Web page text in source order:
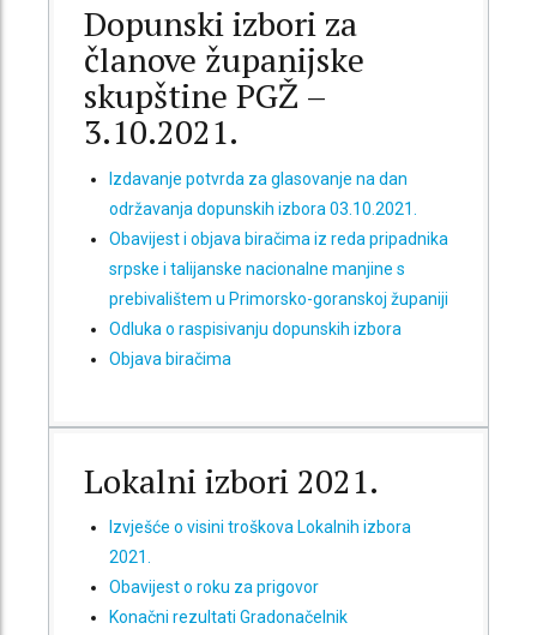
Dopunski izbori za
članove županijske
skupštine PGŽ –
3.10.2021.
Izdavanje potvrda za glasovanje na dan
održavanja dopunskih izbora 03.10.2021.
Obavijest i objava biračima iz reda pripadnika
srpske i talijanske nacionalne manjine s
prebivalištem u Primorsko-goranskoj županiji
Odluka o raspisivanju dopunskih izbora
Objava biračima
Lokalni izbori 2021.
Izvješće o visini troškova Lokalnih izbora
2021.
Obavijest o roku za prigovor
Konačni rezultati Gradonačelnik